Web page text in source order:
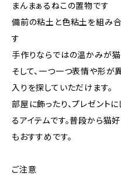
まんまぁるねこの置物です
備前の粘土と色粘土を組み
す
手作りならではの温かみが猫
そして、一つ一つ表情や形が
入りを探していただけます。
部屋に飾ったり、プレゼント
るアイテムです。普段から猫
もおすすめです。
ご注意